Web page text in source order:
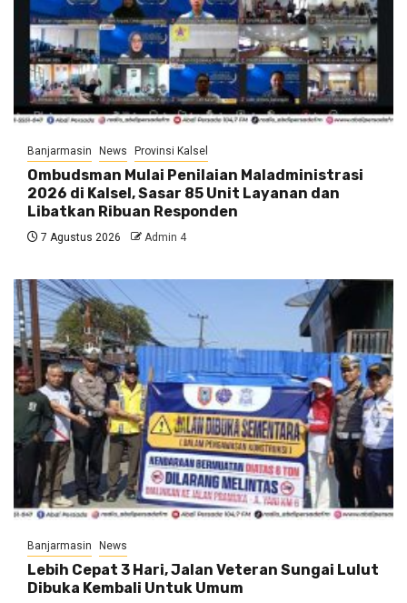
Banjarmasin News Provinsi Kalsel
Ombudsman Mulai Penilaian Maladministrasi
2026 di Kalsel, Sasar 85 Unit Layanan dan
Libatkan Ribuan Responden
7 Agustus 2026 Admin 4
Banjarmasin News
Lebih Cepat 3 Hari, Jalan Veteran Sungai Lulut
Dibuka Kembali Untuk Umum